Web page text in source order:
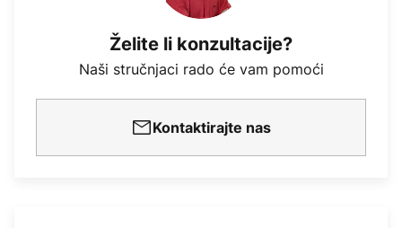
Želite li konzultacije?
Naši stručnjaci rado će vam pomoći
Kontaktirajte nas